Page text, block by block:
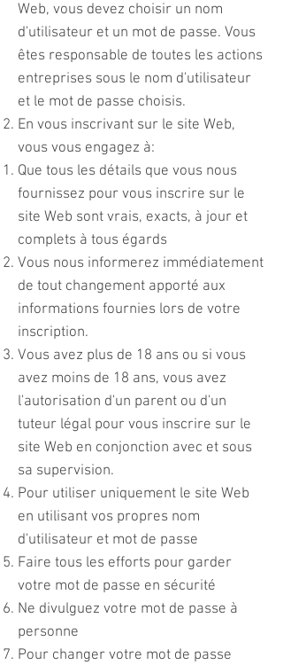
Web, vous devez choisir un nom
d'utilisateur et un mot de passe. Vous
êtes responsable de toutes les actions
entreprises sous le nom d'utilisateur
et le mot de passe choisis.
En vous inscrivant sur le site Web,
vous vous engagez à:
Que tous les détails que vous nous
fournissez pour vous inscrire sur le
site Web sont vrais, exacts, à jour et
complets à tous égards
Vous nous informerez immédiatement
de tout changement apporté aux
informations fournies lors de votre
inscription.
Vous avez plus de 18 ans ou si vous
avez moins de 18 ans, vous avez
l'autorisation d'un parent ou d'un
tuteur légal pour vous inscrire sur le
site Web en conjonction avec et sous
sa supervision.
Pour utiliser uniquement le site Web
en utilisant vos propres nom
d'utilisateur et mot de passe
Faire tous les efforts pour garder
votre mot de passe en sécurité
Ne divulguez votre mot de passe à
personne
Pour changer votre mot de passe